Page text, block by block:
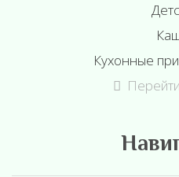
Кухонные